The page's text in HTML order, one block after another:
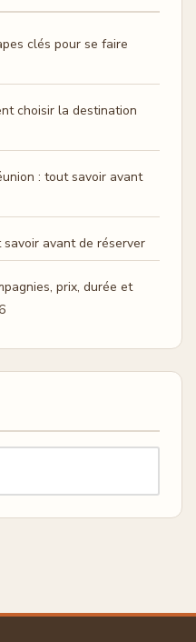
clés pour se faire
choisir la destination
: tout savoir avant
avant de réserver
prix, durée et